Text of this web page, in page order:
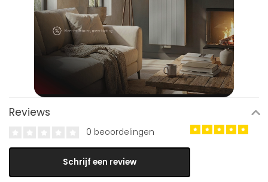
Reviews
0 beoordelingen
Schrijf een review